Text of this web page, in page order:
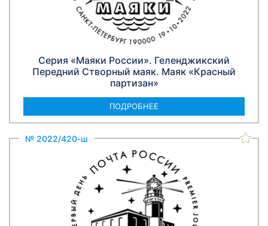
Серия «Маяки России». Геленджикский
Передний Створный маяк. Маяк «Красный
партизан»
ПОДРОБНЕЕ
№ 2022/420-ш